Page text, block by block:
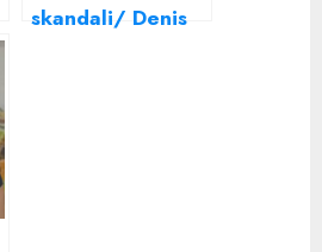
skandali/ Denis